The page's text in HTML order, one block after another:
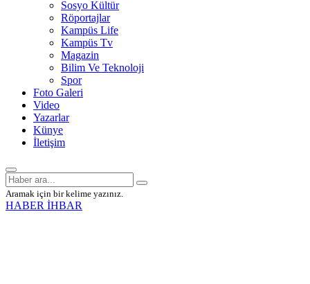
Sosyo Kültür
Röportajlar
Kampüs Life
Kampüs Tv
Magazin
Bilim Ve Teknoloji
Spor
Foto Galeri
Video
Yazarlar
Künye
İletişim
Aramak için bir kelime yazınız.
HABER İHBAR